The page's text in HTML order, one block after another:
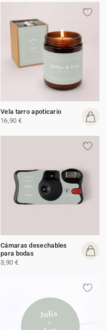
Vela tarro apoticario
16,90 €
Cámaras desechables
para bodas
3,90 €